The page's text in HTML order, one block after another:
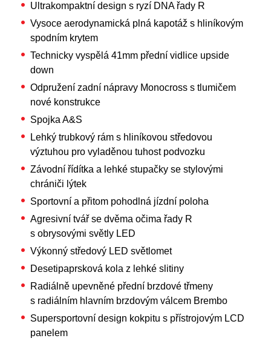
Ultrakompaktní design s ryzí DNA řady R
Vysoce aerodynamická plná kapotáž s hliníkovým
spodním krytem
Technicky vyspělá 41mm přední vidlice upside
down
Odpružení zadní nápravy Monocross s tlumičem
nové konstrukce
Spojka A&S
Lehký trubkový rám s hliníkovou středovou
výztuhou pro vyladěnou tuhost podvozku
Závodní řídítka a lehké stupačky se stylovými
chrániči lýtek
Sportovní a přitom pohodlná jízdní poloha
Agresivní tvář se dvěma očima řady R
s obrysovými světly LED
Výkonný středový LED světlomet
Desetipaprsková kola z lehké slitiny
Radiálně upevněné přední brzdové třmeny
s radiálním hlavním brzdovým válcem Brembo
Supersportovní design kokpitu s přístrojovým LCD
panelem